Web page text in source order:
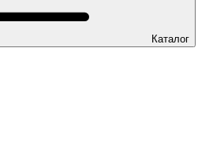
Каталог